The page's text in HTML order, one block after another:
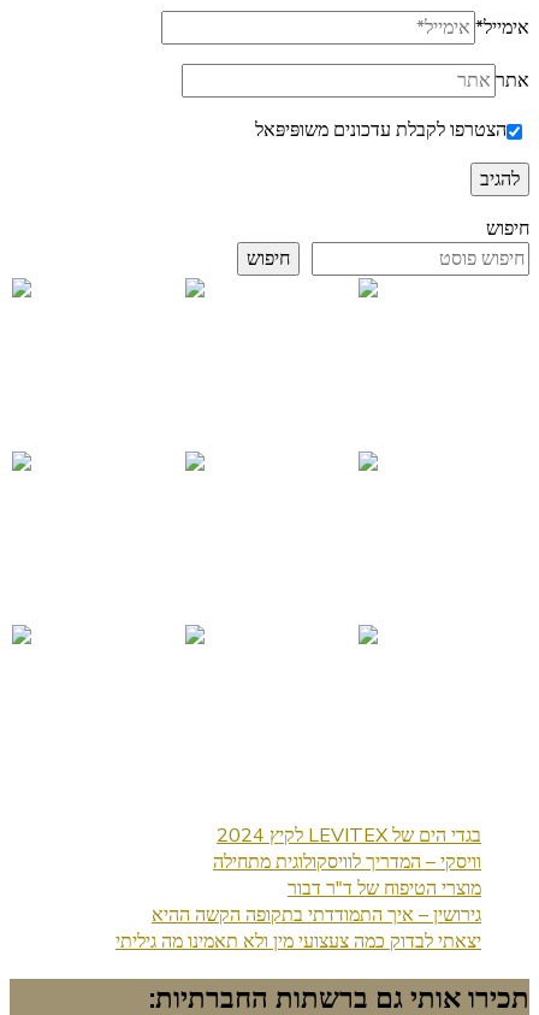
אימייל*
אתר
הצטרפו לקבלת עדכונים משופּיפּאל
חיפוש
חיפוש
בגדי הים של LEVITEX לקיץ 2024
וויסקי – המדריך לוויסקולוגית מתחילה
מוצרי הטיפוח של ד"ר דבור
גירושין – איך התמודדתי בתקופה הקשה ההיא
יצאתי לבדוק כמה צעצועי מין ולא תאמינו מה גיליתי
תכירו אותי גם ברשתות החברתיות: